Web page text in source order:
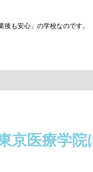
も安心」の学校なのです。
京医療学院